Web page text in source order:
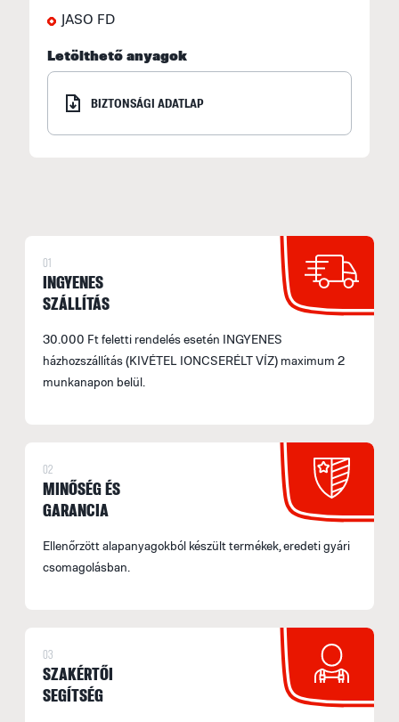
JASO FD
Letölthető anyagok
BIZTONSÁGI ADATLAP
01
INGYENES
SZÁLLÍTÁS
30.000 Ft feletti rendelés esetén INGYENES
házhozszállítás (KIVÉTEL IONCSERÉLT VÍZ) maximum 2
munkanapon belül.
02
MINŐSÉG ÉS
GARANCIA
Ellenőrzött alapanyagokból készült termékek, eredeti gyári
csomagolásban.
03
SZAKÉRTŐI
SEGÍTSÉG